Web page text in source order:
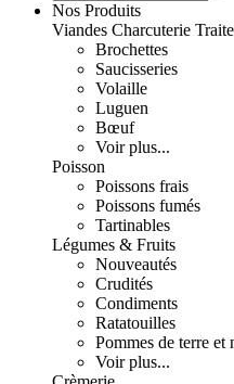
Nos Produits
Viandes Charcuterie
Brochettes
Saucisseries
Volaille
Luguen
Bœuf
Voir plus...
Poisson
Poissons frais
Poissons fumés
Tartinables
Légumes & Fruits
Nouveautés
Crudités
Condiments
Ratatouilles
Pommes de terre et
Voir plus...